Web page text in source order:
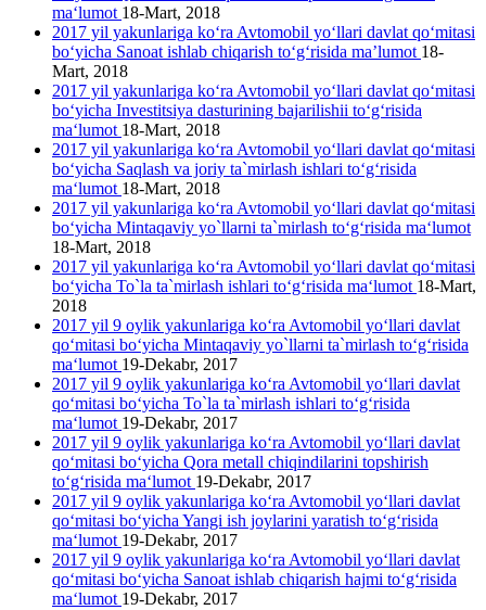
ma‘lumot 18-Mart, 2018
2017 yil yakunlariga ko‘ra Avtomobil yo‘llari davlat qo‘mitasi
bo‘yicha Sanoat ishlab chiqarish to‘g‘risida ma’lumot 18-
Mart, 2018
2017 yil yakunlariga ko‘ra Avtomobil yo‘llari davlat qo‘mitasi
bo‘yicha Investitsiya dasturining bajarilishii to‘g‘risida
ma‘lumot 18-Mart, 2018
2017 yil yakunlariga ko‘ra Avtomobil yo‘llari davlat qo‘mitasi
bo‘yicha Saqlash va joriy ta`mirlash ishlari to‘g‘risida
ma‘lumot 18-Mart, 2018
2017 yil yakunlariga ko‘ra Avtomobil yo‘llari davlat qo‘mitasi
bo‘yicha Mintaqaviy yo`llarni ta`mirlash to‘g‘risida ma‘lumot
18-Mart, 2018
2017 yil yakunlariga ko‘ra Avtomobil yo‘llari davlat qo‘mitasi
bo‘yicha To`la ta`mirlash ishlari to‘g‘risida ma‘lumot 18-Mart,
2018
2017 yil 9 oylik yakunlariga ko‘ra Avtomobil yo‘llari davlat
qo‘mitasi bo‘yicha Mintaqaviy yo`llarni ta`mirlash to‘g‘risida
ma‘lumot 19-Dekabr, 2017
2017 yil 9 oylik yakunlariga ko‘ra Avtomobil yo‘llari davlat
qo‘mitasi bo‘yicha To`la ta`mirlash ishlari to‘g‘risida
ma‘lumot 19-Dekabr, 2017
2017 yil 9 oylik yakunlariga ko‘ra Avtomobil yo‘llari davlat
qo‘mitasi bo‘yicha Qora metall chiqindilarini topshirish
to‘g‘risida ma‘lumot 19-Dekabr, 2017
2017 yil 9 oylik yakunlariga ko‘ra Avtomobil yo‘llari davlat
qo‘mitasi bo‘yicha Yangi ish joylarini yaratish to‘g‘risida
ma‘lumot 19-Dekabr, 2017
2017 yil 9 oylik yakunlariga ko‘ra Avtomobil yo‘llari davlat
qo‘mitasi bo‘yicha Sanoat ishlab chiqarish hajmi to‘g‘risida
ma‘lumot 19-Dekabr, 2017